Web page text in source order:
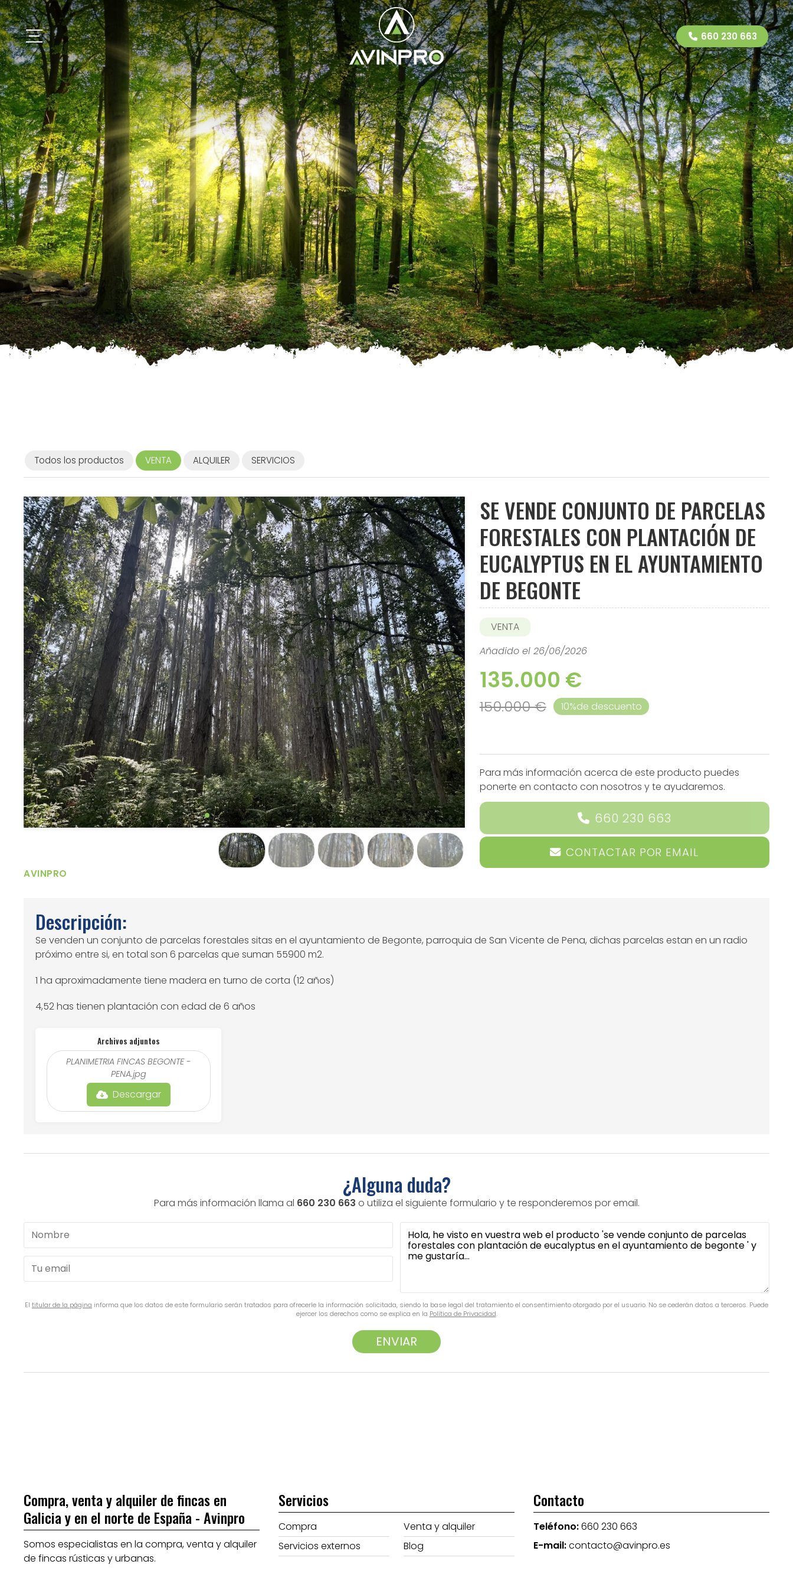
660 230 663
Todos los productos VENTA ALQUILER SERVICIOS
AVINPRO
SE VENDE CONJUNTO DE PARCELAS
FORESTALES CON PLANTACIÓN DE
EUCALYPTUS EN EL AYUNTAMIENTO
DE BEGONTE
VENTA
Añadido el 26/06/2026
135.000 €
150.000 € 10%de descuento
Para más información acerca de este producto puedes
ponerte en contacto con nosotros y te ayudaremos.
660 230 663
CONTACTAR POR EMAIL
Descripción:
Se venden un conjunto de parcelas forestales sitas en el ayuntamiento de Begonte, parroquia de San Vicente de Pena, dichas parcelas estan en un radio
próximo entre si, en total son 6 parcelas que suman 55900 m2.
1 ha aproximadamente tiene madera en turno de corta (12 años)
4,52 has tienen plantación con edad de 6 años
Archivos adjuntos
PLANIMETRIA FINCAS BEGONTE -
PENA.jpg
Descargar
¿Alguna duda?
Para más información llama al 660 230 663 o utiliza el siguiente formulario y te responderemos por email.
El titular de la página informa que los datos de este formulario serán tratados para ofrecerle la información solicitada, siendo la base legal del tratamiento el consentimiento otorgado por el usuario. No se cederán datos a terceros. Puede
ejercer los derechos como se explica en la Política de Privacidad.
Compra, venta y alquiler de fincas en
Galicia y en el norte de España - Avinpro
Somos especialistas en la compra, venta y alquiler
de fincas rústicas y urbanas.
Servicios
Compra
Venta y alquiler
Servicios externos
Blog
Contacto
Teléfono:660 230 663
E-mail:contacto@avinpro.es